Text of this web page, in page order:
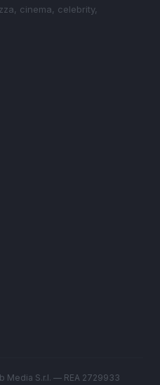
cinema, celebrity,
Media S.r.l. — REA 2729933